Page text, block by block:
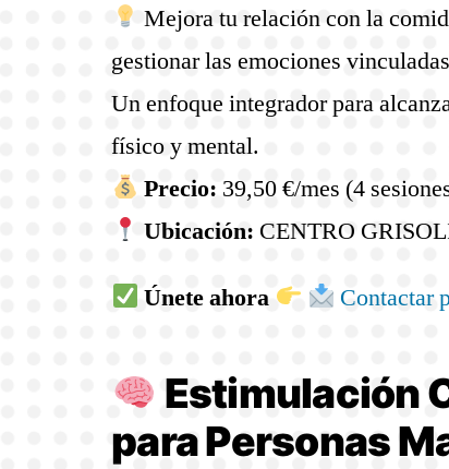
Mejora tu relación con la
gestionar las emociones
Un enfoque integrador para
físico y mental.
Precio: 39,50 €/mes (4
Ubicación: CENTRO
Únete ahora Contactar
Estimulación
para Personas